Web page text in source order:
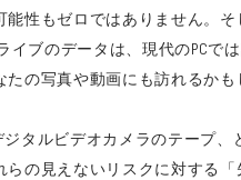
性もゼロではありません。
ブのデータは、現代のPC
の写真や動画にも訪れるかも
タルビデオカメラのテープ
の見えないリスクに対する